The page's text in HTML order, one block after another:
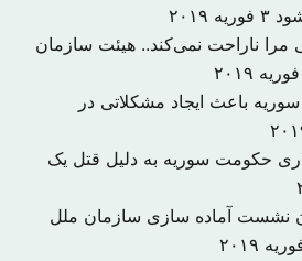
۳ فوریه ۲۰۱۹
ناراحت نمی‌کند.. هیئت سازمان
سوریه باعث ایجاد مشکلاتی در
دلاری حکومت سوریه به دلیل قتل یک
نشست آماده سازی سازمان ملل